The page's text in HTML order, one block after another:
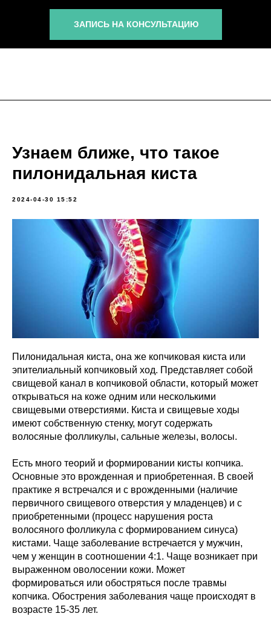
ЗАПИСЬ НА КОНСУЛЬТАЦИЮ
Узнаем ближе, что такое
пилонидальная киста
2024-04-30 15:52
Пилонидальная киста, она же копчиковая киста или
эпителиальный копчиковый ход. Представляет собой
свищевой канал в копчиковой области, который может
открываться на коже одним или несколькими
свищевыми отверстиями. Киста и свищевые ходы
имеют собственную стенку, могут содержать
волосяные фолликулы, сальные железы, волосы.
Есть много теорий и формировании кисты копчика.
Основные это врожденная и приобретенная. В своей
практике я встречался и с врожденными (наличие
первичного свищевого отверстия у младенцев) и с
приобретенными (процесс нарушения роста
волосяного фолликула с формированием синуса)
кистами. Чаще заболевание встречается у мужчин,
чем у женщин в соотношении 4:1. Чаще возникает при
выраженном оволосении кожи. Может
формироваться или обостряться после травмы
копчика. Обострения заболевания чаще происходят в
возрасте 15-35 лет.